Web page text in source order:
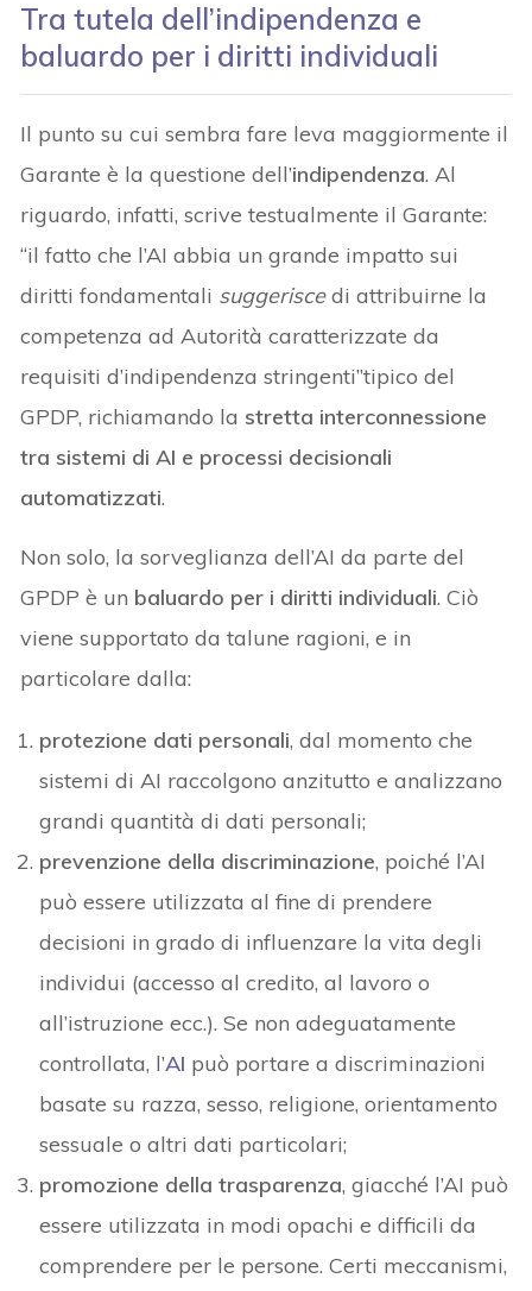
Tra tutela dell’indipendenza e
baluardo per i diritti individuali
Il punto su cui sembra fare leva maggiormente il
Garante è la questione dell’indipendenza. Al
riguardo, infatti, scrive testualmente il Garante:
“il fatto che l’AI abbia un grande impatto sui
diritti fondamentali suggeriscedi attribuirne la
competenza ad Autorità caratterizzate da
requisiti d’indipendenza stringenti”tipico del
GPDP, richiamando la stretta interconnessione
tra sistemi di AI e processi decisionali
automatizzati.
Non solo, la sorveglianza dell’AI da parte del
GPDP è un baluardo per i diritti individuali. Ciò
viene supportato da talune ragioni, e in
particolare dalla:
protezione dati personali, dal momento che
sistemi di AI raccolgono anzitutto e analizzano
grandi quantità di dati personali;
prevenzione della discriminazione, poiché l’AI
può essere utilizzata al fine di prendere
decisioni in grado di influenzare la vita degli
individui (accesso al credito, al lavoro o
all’istruzione ecc.). Se non adeguatamente
controllata, l’AI può portare a discriminazioni
basate su razza, sesso, religione, orientamento
sessuale o altri dati particolari;
promozione della trasparenza, giacché l’AI può
essere utilizzata in modi opachi e difficili da
comprendere per le persone. Certi meccanismi,